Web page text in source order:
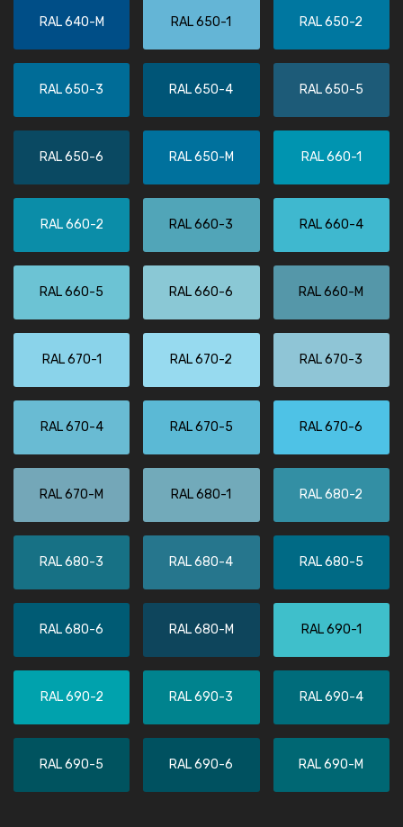
RAL 640-M RAL 650-1 RAL 650-2
RAL 650-3 RAL 650-4 RAL 650-5
RAL 650-6 RAL 650-M RAL 660-1
RAL 660-2 RAL 660-3 RAL 660-4
RAL 660-5 RAL 660-6 RAL 660-M
RAL 670-1 RAL 670-2 RAL 670-3
RAL 670-4 RAL 670-5 RAL 670-6
RAL 670-M RAL 680-1 RAL 680-2
RAL 680-3 RAL 680-4 RAL 680-5
RAL 680-6 RAL 680-M RAL 690-1
RAL 690-2 RAL 690-3 RAL 690-4
RAL 690-5 RAL 690-6 RAL 690-M